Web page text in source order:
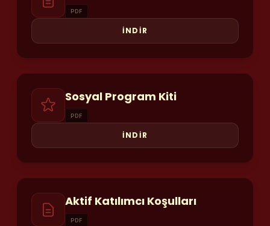
PDF
İNDİR
Sosyal Program Kiti
PDF
İNDİR
Aktif Katılımcı Koşulları
PDF